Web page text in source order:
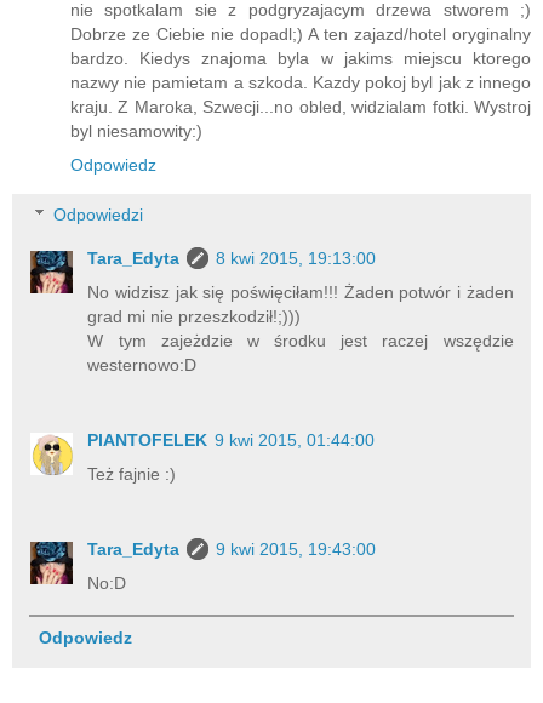
nie spotkalam sie z podgryzajacym drzewa stworem ;)
Dobrze ze Ciebie nie dopadl;) A ten zajazd/hotel oryginalny
bardzo. Kiedys znajoma byla w jakims miejscu ktorego
nazwy nie pamietam a szkoda. Kazdy pokoj byl jak z innego
kraju. Z Maroka, Szwecji...no obled, widzialam fotki. Wystroj
byl niesamowity:)
Odpowiedz
Odpowiedzi
Tara_Edyta
8 kwi 2015, 19:13:00
No widzisz jak się poświęciłam!!! Żaden potwór i żaden
grad mi nie przeszkodził!;)))
W tym zajeżdzie w środku jest raczej wszędzie
westernowo:D
PlANTOFELEK 9 kwi 2015, 01:44:00
Też fajnie :)
Tara_Edyta
9 kwi 2015, 19:43:00
No:D
Odpowiedz